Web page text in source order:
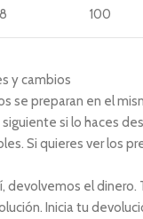
100
y cambios
se preparan en el
si lo haces
Si quieres ver los
devolvemos el dinero.
Inicia tu